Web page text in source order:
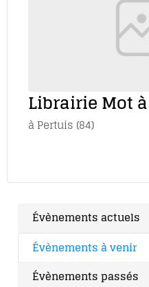
Librairie Mot
à Pertuis (84)
Évènements actuels
Évènements à venir
Évènements passés